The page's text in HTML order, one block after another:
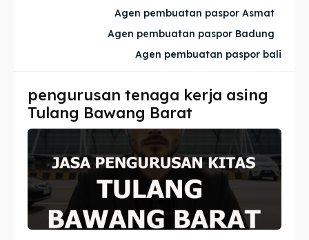
Imta
Legalisir
Apostille
Penerjemah
Asuransi
Imta
Legalisir
Apostille
Penerjemah
Asuransi
Agen pembuatan paspor Asmat
Agen pembuatan paspor Badung
Agen pembuatan paspor bali
pengurusan tenaga kerja asing
Tulang Bawang Barat